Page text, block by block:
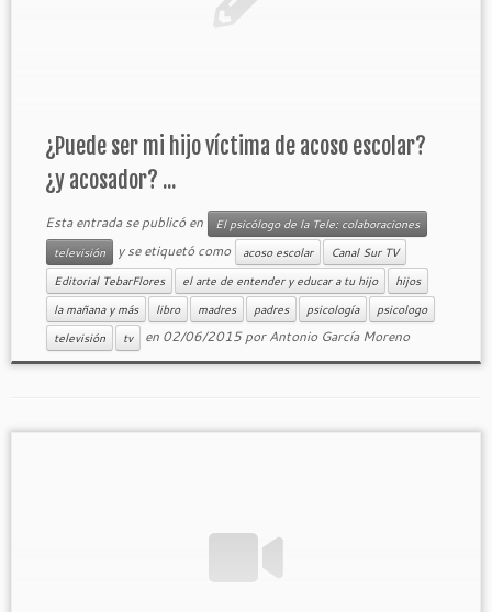
¿Puede ser mi hijo víctima de acoso escolar?
¿y acosador? ...
Esta entrada se publicó en
El psicólogo de la Tele: colaboraciones
televisión
y se etiquetó como acoso escolar
Canal Sur TV
Editorial TebarFlores
el arte de entender y educar a tu hijo
hijos
la mañana y más
libro madres padres psicología
psicologo
televisión
tv en 02/06/2015 porAntonio García Moreno